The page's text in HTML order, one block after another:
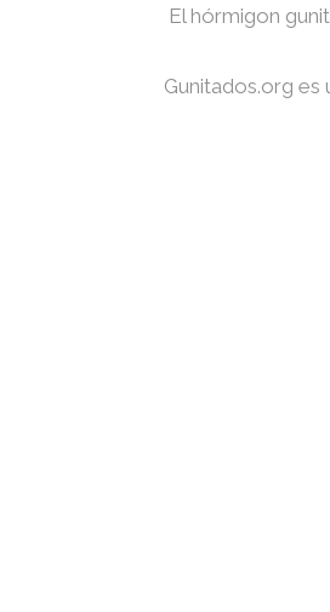
El hórmigon
Gunitados.org